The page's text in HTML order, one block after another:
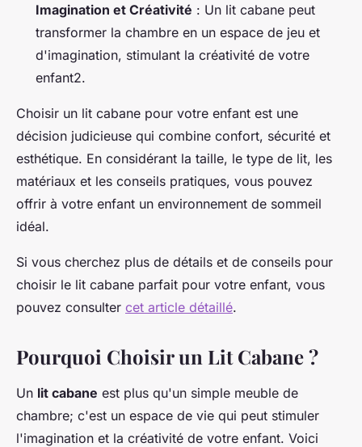
Imagination et Créativité : Un lit cabane peut
transformer la chambre en un espace de jeu et
d'imagination, stimulant la créativité de votre
enfant2.
Choisir un lit cabane pour votre enfant est une
décision judicieuse qui combine confort, sécurité et
esthétique. En considérant la taille, le type de lit, les
matériaux et les conseils pratiques, vous pouvez
offrir à votre enfant un environnement de sommeil
idéal.
Si vous cherchez plus de détails et de conseils pour
choisir le lit cabane parfait pour votre enfant, vous
pouvez consulter cet article détaillé.
Pourquoi Choisir un Lit Cabane ?
Un lit cabane est plus qu'un simple meuble de
chambre; c'est un espace de vie qui peut stimuler
l'imagination et la créativité de votre enfant. Voici